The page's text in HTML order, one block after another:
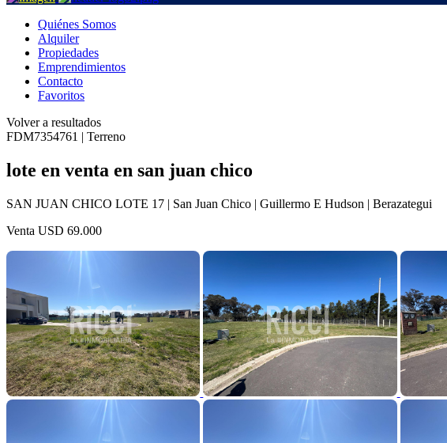
Quiénes Somos
Alquiler
Propiedades
Emprendimientos
Contacto
Favoritos
Volver a resultados
FDM7354761 | Terreno
lote en venta en san juan chico
SAN JUAN CHICO LOTE 17 | San Juan Chico | Guillermo E Hudson | Berazategui
Venta USD 69.000